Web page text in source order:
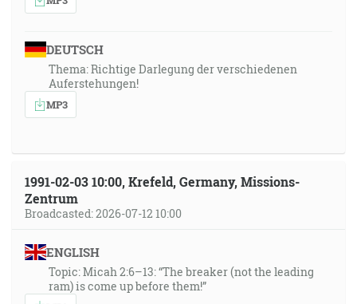
DEUTSCH
Thema: Richtige Darlegung der verschiedenen
Auferstehungen!
MP3
1991-02-03 10:00, Krefeld, Germany, Missions-
Zentrum
Broadcasted: 2026-07-12 10:00
ENGLISH
Topic: Micah 2:6–13: “The breaker (not the leading
ram) is come up before them!”